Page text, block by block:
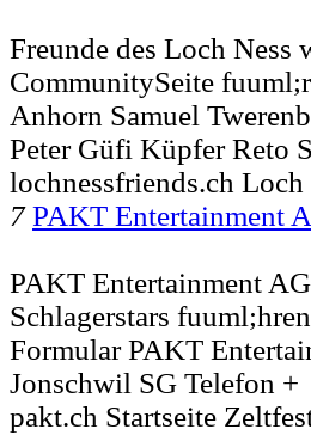
Freunde des Loch Ness
CommunitySeite
Anhorn Samuel
Peter Güfi Küpfer Reto
lochnessfriends.ch
7 PAKT Entertainment
PAKT Entertainment
Schlagerstars
Formular PAKT
Jonschwil SG Telefon +
pakt.ch Startseite